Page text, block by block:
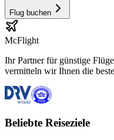
Flug buchen
McFlight
Ihr Partner für günstige
vermitteln wir Ihnen die
Beliebte Reiseziele